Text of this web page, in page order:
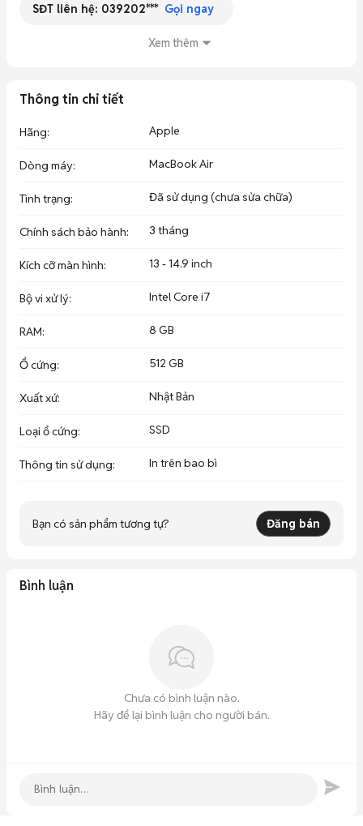
✔️ Photoshop nhẹ, chỉnh ảnh, giải trí, xem phim
🚚 Ship toàn quốc (đặt cọc trước, nhận máy kiểm tra rồi thanh
✅ Xem hàng trực tiếp tại HN và HCM
SĐT liên hệ: 039202*** Gọi ngay
Xem thêm
Thông tin chi tiết
Hãng: Apple
Dòng máy: MacBook Air
Tình trạng: Đã sử dụng (chưa sửa chữa)
Chính sách bảo hành: 3 tháng
Kích cỡ màn hình: 13 - 14.9 inch
Bộ vi xử lý: Intel Core i7
RAM: 8 GB
Ổ cứng: 512 GB
Xuất xứ: Nhật Bản
Loại ổ cứng: SSD
Thông tin sử dụng: In trên bao bì
Bạn có sản phẩm tương tự? Đăng bán
Bình luận
Chưa có bình luận nào.
Hãy để lại bình luận cho người bán.